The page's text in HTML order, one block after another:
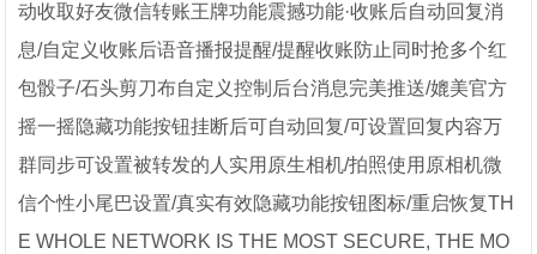
动收取好友微信转账王牌功能震撼功能·收账后自动回复消
息/自定义收账后语音播报提醒/提醒收账防止同时抢多个红
包骰子/石头剪刀布自定义控制后台消息完美推送/媲美官方
摇一摇隐藏功能按钮挂断后可自动回复/可设置回复内容万
群同步可设置被转发的人实用原生相机/拍照使用原相机微
信个性小尾巴设置/真实有效隐藏功能按钮图标/重启恢复TH
E WHOLE NETWORK IS THE MOST SECURE, THE MO